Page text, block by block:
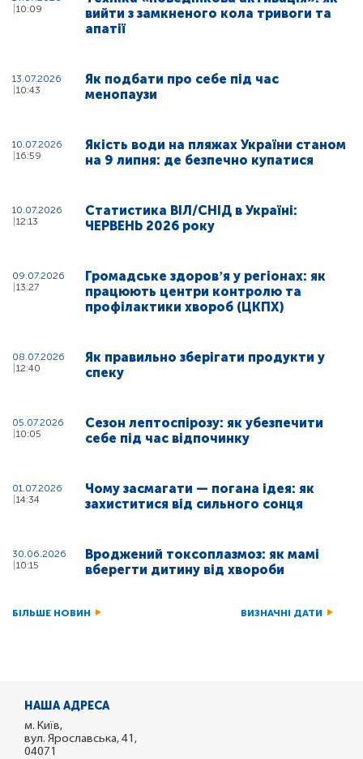
10:09
вийти з замкненого кола тривоги та
апатії
13.07.2026
10:43
Як подбати про себе під час
менопаузи
10.07.2026
16:59
Якість води на пляжах України станом
на 9 липня: де безпечно купатися
10.07.2026
12:13
Статистика ВІЛ/СНІД в Україні:
ЧЕРВЕНЬ 2026 року
09.07.2026
13:27
Громадське здоровʼя у регіонах: як
працюють центри контролю та
профілактики хвороб (ЦКПХ)
08.07.2026
12:40
Як правильно зберігати продукти у
спеку
05.07.2026
10:05
Сезон лептоспірозу: як убезпечити
себе під час відпочинку
01.07.2026
14:34
Чому засмагати — погана ідея: як
захиститися від сильного сонця
30.06.2026
10:15
Вроджений токсоплазмоз: як мамі
вберегти дитину від хвороби
БІЛЬШЕ НОВИН ВИЗНАЧНІ ДАТИ
НАША АДРЕСА
м. Київ,
вул. Ярославська, 41,
04071